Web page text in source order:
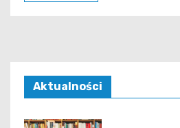
Aktualności